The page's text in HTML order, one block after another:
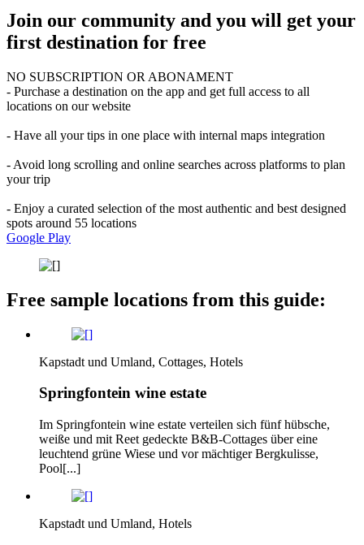
Join our community and you will get your
first destination for free
NO SUBSCRIPTION OR ABONAMENT
- Purchase a destination on the app and get full access to all
locations on our website
- Have all your tips in one place with internal maps integration
- Avoid long scrolling and online searches across platforms to plan
your trip
- Enjoy a curated selection of the most authentic and best designed
spots around 55 locations
Google Play
Free sample locations from this guide:
Kapstadt und Umland, Cottages, Hotels
Springfontein wine estate
Im Springfontein wine estate verteilen sich fünf hübsche,
weiße und mit Reet gedeckte B&B-Cottages über eine
leuchtend grüne Wiese und vor mächtiger Bergkulisse,
Pool[...]
Kapstadt und Umland, Hotels